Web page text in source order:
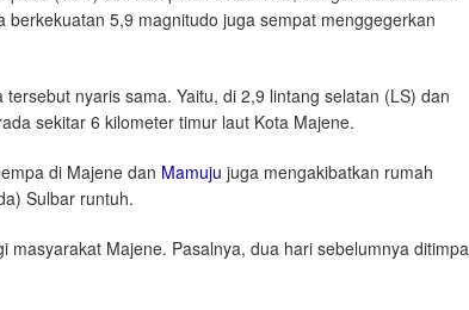
5,9 magnitudo juga sempat menggegerkan
nyaris sama. Yaitu, di 2,9 lintang selatan (LS) dan
sekitar 6 kilometer timur laut Kota Majene.
di Majene dan Mamuju juga mengakibatkan rumah
Sulbar runtuh.
Majene. Pasalnya, dua hari sebelumnya ditimpa